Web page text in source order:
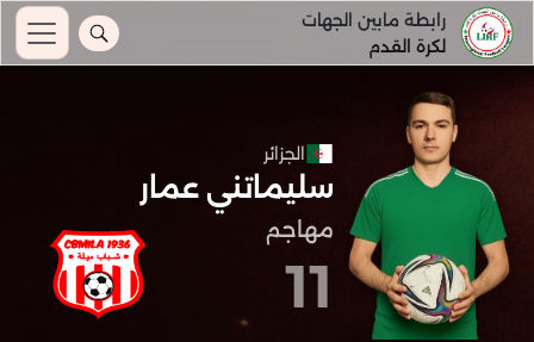
رابطة مابين الجهات
لكرة القدم
الجزائر
سليماتني عمار
مهاجم
11